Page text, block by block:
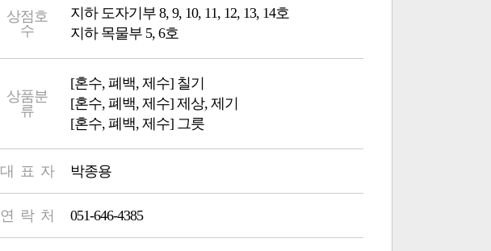
상점호
수
지하 도자기부 8, 9, 10, 11, 12, 13, 14호
지하 목물부 5, 6호
상품분
류
[혼수, 폐백, 제수] 칠기
[혼수, 폐백, 제수] 제상, 제기
[혼수, 폐백, 제수] 그릇
대 표 자 박종용
연 락 처 051-646-4385